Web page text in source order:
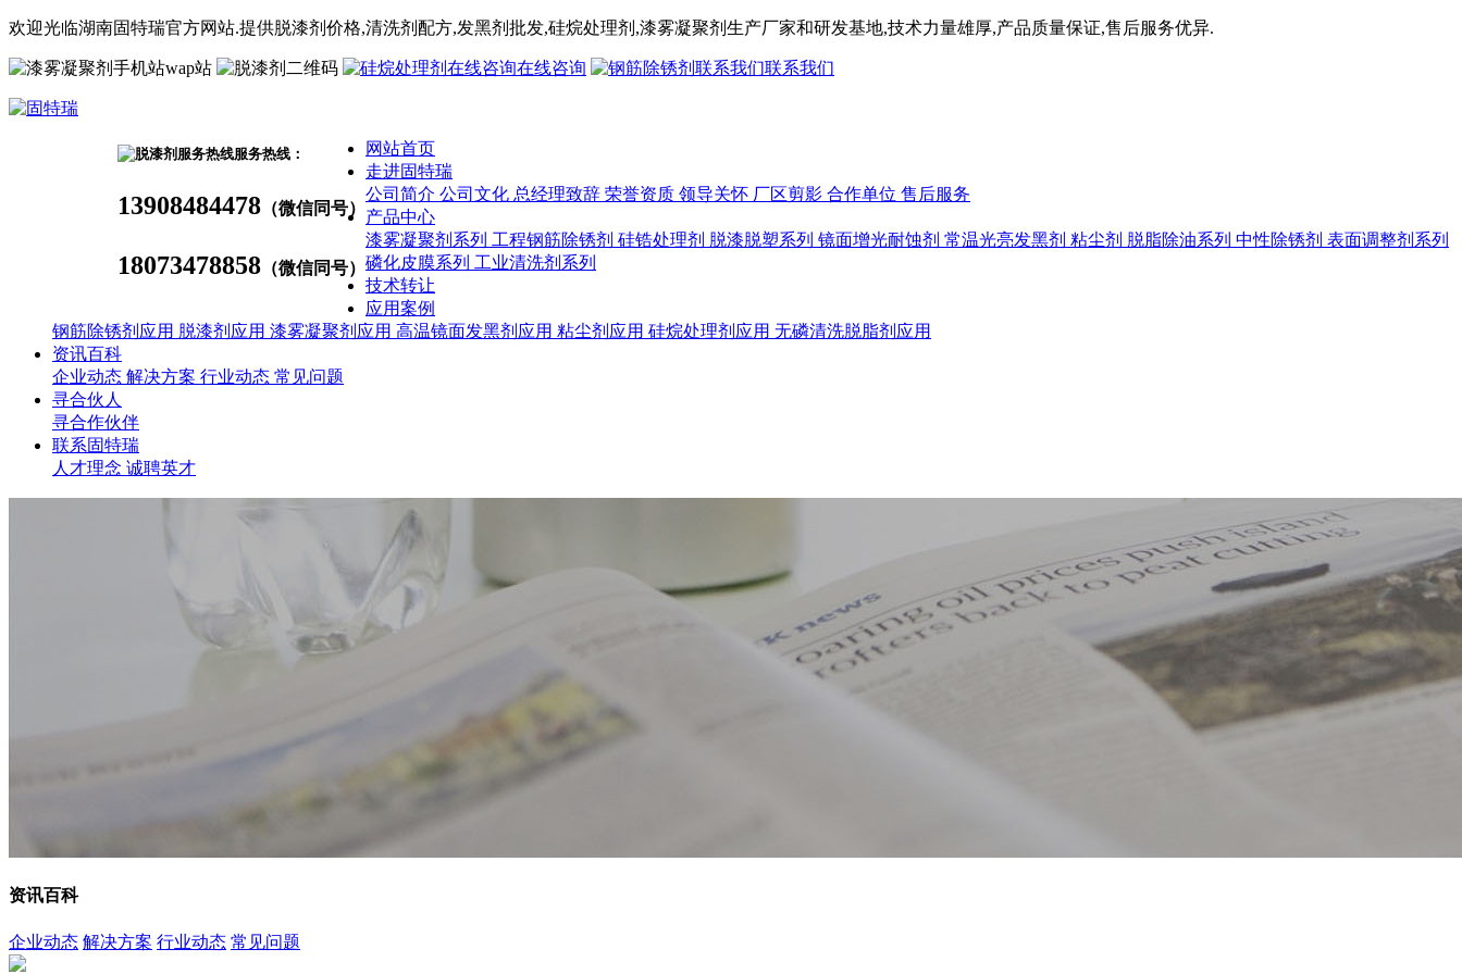
欢迎光临湖南固特瑞官方网站.提供脱漆剂价格,清洗剂 配方,发黑剂 批发,硅烷处理剂 ,漆雾凝聚剂 生产厂家和研发基地,技术力量雄厚,产品质量保证,售后服务优异.
wap站 在线咨询 联系我们
服务热线：
13908484478 （微信同号）
18073478858 （微信同号）
网站首页
走进固特瑞
公司简介 公司文化 总经理致辞 荣誉资质 领导关怀 厂区剪影 合作单位 售后服务
产品中心
漆雾凝聚剂系列 工程钢筋除锈剂 硅锆处理剂 脱漆脱塑系列 镜面增光耐蚀剂 常温光亮发黑剂 粘尘剂 脱脂除油系列 中性除锈剂 表面调整剂系列
磷化皮膜系列 工业清洗剂系列
技术转让
应用案例
钢筋除锈剂应用 脱漆剂应用 漆雾凝聚剂应用 高温镜面发黑剂应用 粘尘剂应用 硅烷处理剂应用 无磷清洗脱脂剂应用
资讯百科
企业动态 解决方案 行业动态 常见问题
寻合伙人
寻合作伙伴
联系固特瑞
人才理念 诚聘英才
资讯百科
企业动态 解决方案 行业动态 常见问题